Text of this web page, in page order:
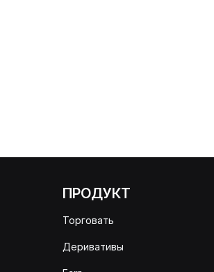
ПРОДУКТ
Торговать
Деривативы